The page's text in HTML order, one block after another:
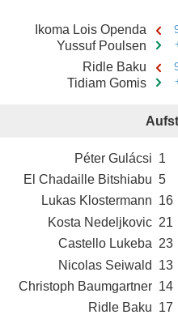
Ikoma Lois Openda
Yussuf Poulsen
Ridle Baku
Tidiam Gomis
Péter Gulácsi 1
El Chadaille Bitshiabu 5
Lukas Klostermann 16
Kosta Nedeljkovic 21
Castello Lukeba 23
Nicolas Seiwald
13
Christoph Baumgartner 14
Ridle Baku 17